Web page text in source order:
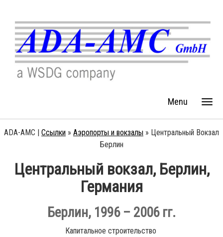
Menu
ADA-AMC | Ссылки » Аэропорты и вокзалы » Центральный Вокзал
Берлин
Центральный вокзал, Берлин,
Германия
Берлин, 1996 – 2006 гг.
Капитальное строительство